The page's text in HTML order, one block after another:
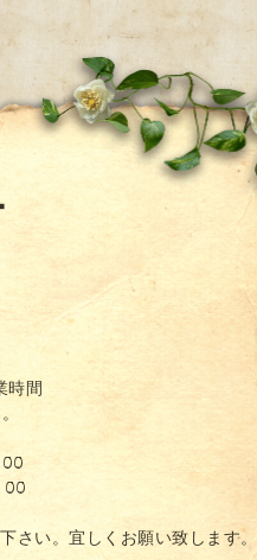
時間
00
さい。宜しくお願い致します。